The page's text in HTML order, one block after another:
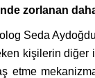
zorlanan
Seda
kişilerin diğer
etme